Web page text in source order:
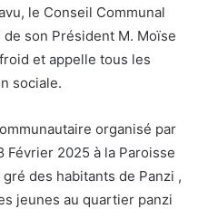
le Conseil Communal
son Président M. Moïse
et appelle tous les
sociale.
organisé par
Février 2025 à la Paroisse
des habitants de Panzi ,
jeunes au quartier panzi